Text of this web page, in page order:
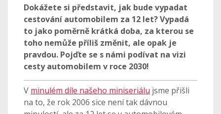
Dokážete si představit, jak bude vypadat
cestování automobilem za 12 let? Vypadá
to jako poměrně krátká doba, za kterou se
toho nemůže příliš změnit, ale opak je
pravdou. Pojďte se s námi podívat na vizi
cesty automobilem v roce 2030!
V minulém díle našeho miniseriálu jsme přišli
na to, že rok 2006 sice není tak dávnou